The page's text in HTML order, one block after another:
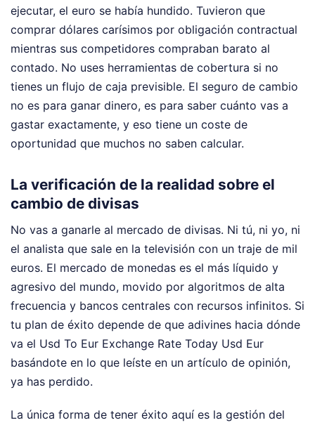
ejecutar, el euro se había hundido. Tuvieron que
comprar dólares carísimos por obligación contractual
mientras sus competidores compraban barato al
contado. No uses herramientas de cobertura si no
tienes un flujo de caja previsible. El seguro de cambio
no es para ganar dinero, es para saber cuánto vas a
gastar exactamente, y eso tiene un coste de
oportunidad que muchos no saben calcular.
La verificación de la realidad sobre el
cambio de divisas
No vas a ganarle al mercado de divisas. Ni tú, ni yo, ni
el analista que sale en la televisión con un traje de mil
euros. El mercado de monedas es el más líquido y
agresivo del mundo, movido por algoritmos de alta
frecuencia y bancos centrales con recursos infinitos. Si
tu plan de éxito depende de que adivines hacia dónde
va el Usd To Eur Exchange Rate Today Usd Eur
basándote en lo que leíste en un artículo de opinión,
ya has perdido.
La única forma de tener éxito aquí es la gestión del